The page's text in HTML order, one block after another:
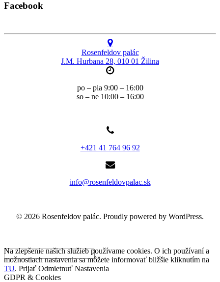
Facebook
Rosenfeldov palác
J.M. Hurbana 28, 010 01 Žilina
po – pia 9:00 – 16:00
so – ne 10:00 – 16:00
+421 41 764 96 92
info@rosenfeldovpalac.sk
© 2026 Rosenfeldov palác. Proudly powered by WordPress.
Na zlepšenie našich služieb používame cookies. O ich používaní a
možnostiach nastavenia sa môžete informovať bližšie kliknutím na
TU. Prijať Odmietnuť Nastavenia
GDPR & Cookies